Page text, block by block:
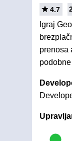
4.7
Igraj
prenosa